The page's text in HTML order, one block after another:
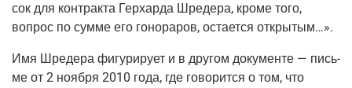
сок для кон­трак­та Гер­хар­да Шре­де­ра, кро­ме того,
вопрос по сум­ме его гоно­ра­ров, оста­ет­ся открытым…».
Имя Шре­де­ра фигу­ри­ру­ет и в дру­гом доку­мен­те — пись­
ме от 2 нояб­ря 2010 года, где гово­рит­ся о том, что